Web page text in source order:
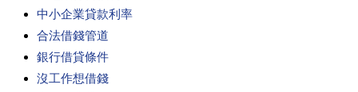
中小企業貸款利率
合法借錢管道
銀行借貸條件
沒工作想借錢